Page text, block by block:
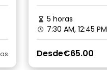
5 horas
7:30 AM, 12:45 PM
Desde€65.00